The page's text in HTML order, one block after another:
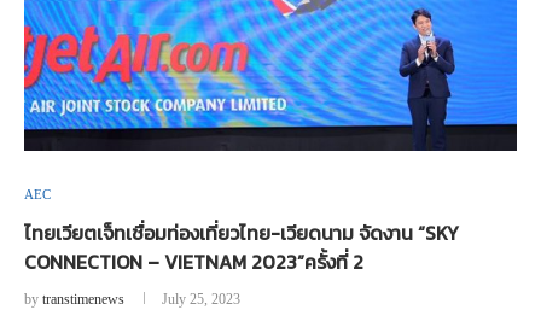
AEC
ไทยเวียตเจ็ทเชื่อมท่องเที่ยวไทย-เวียดนาม จัดงาน “SKY
CONNECTION – VIETNAM 2023”ครั้งที่ 2
by transtimenews July 25, 2023